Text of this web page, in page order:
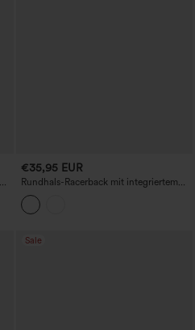
€35,95 EUR
Rundhals-Racerback mit integriertem
BH, Cool-Touch, 2-teiliges lässiges
Tanktop - UPF50+
Sale